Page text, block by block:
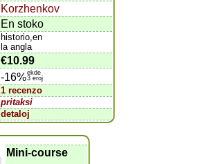
Korzhenkov
En stoko
historio,en
la angla
€10.99
-16%ekde
3 eroj
1 recenzo
pritaksi
detaloj
Mini-course